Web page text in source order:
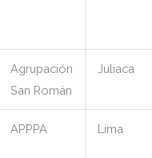
Agrupación
San Román
Juliaca
APPPA Lima